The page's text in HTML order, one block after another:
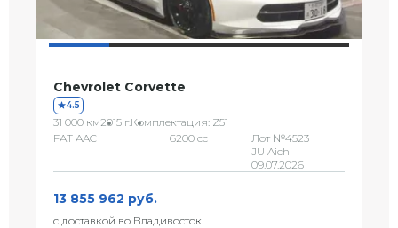
Chevrolet Corvette
4.5
31 000 км2015 г.Комплектация: Z51
FAT AAC
6200 сс
Лот №4523
JU Aichi
09.07.2026
13 855 962 руб.
с доставкой во Владивосток